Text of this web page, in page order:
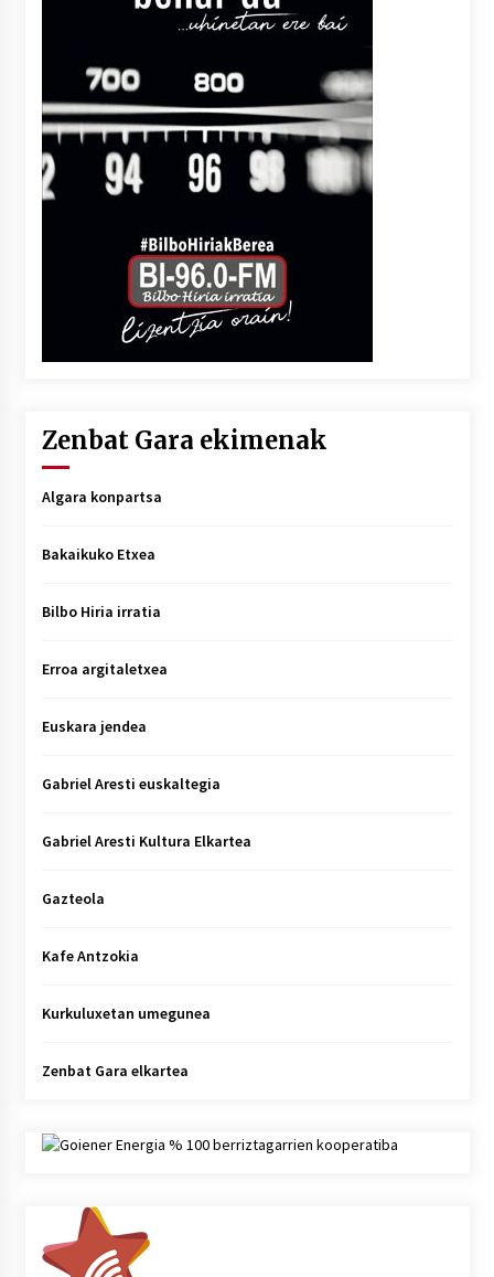
Zenbat Gara ekimenak
Algara konpartsa
Bakaikuko Etxea
Bilbo Hiria irratia
Erroa argitaletxea
Euskara jendea
Gabriel Aresti euskaltegia
Gabriel Aresti Kultura Elkartea
Gazteola
Kafe Antzokia
Kurkuluxetan umegunea
Zenbat Gara elkartea